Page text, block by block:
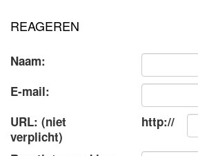
REAGEREN
Naam:
E-mail:
URL: (niet
verplicht)
http://